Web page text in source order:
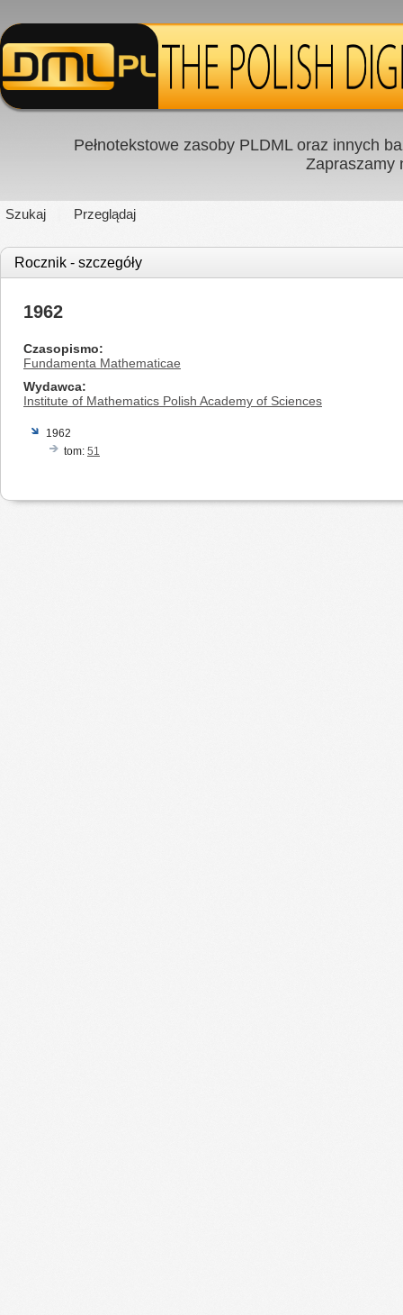
Pełnotekstowe zasoby PLDML oraz innych
Zapraszamy
Szukaj Przeglądaj
Rocznik - szczegóły
1962
Czasopismo
Fundamenta Mathematicae
Wydawca
Institute of Mathematics Polish Academy of Sciences
1962
tom: 51